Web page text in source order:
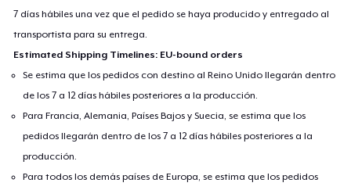
7 días hábiles una vez que el pedido se haya producido y entregado al
transportista para su entrega.
Estimated Shipping Timelines: EU-bound orders
Se estima que los pedidos con destino al Reino Unido llegarán dentro
de los 7 a 12 días hábiles posteriores a la producción.
Para Francia, Alemania, Países Bajos y Suecia, se estima que los
pedidos llegarán dentro de los 7 a 12 días hábiles posteriores a la
producción.
Para todos los demás países de Europa, se estima que los pedidos